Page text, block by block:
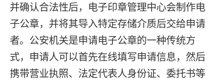
并确认合法性后，电子印章管理中心会制作电
子公章，并将其导入特定存储介质后交给申请
者。公安机关是申请电子公章的一种传统方
式，申请人可以首先在线填写申请信息，然后
携带营业执照、法定代表人身份证、委托书等